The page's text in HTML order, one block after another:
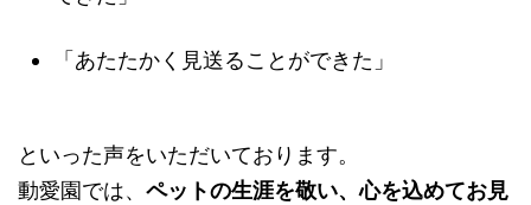
「あたたかく見送ることができた」
といった声をいただいております。
動愛園では、 ペットの生涯を敬い、心を込めてお見